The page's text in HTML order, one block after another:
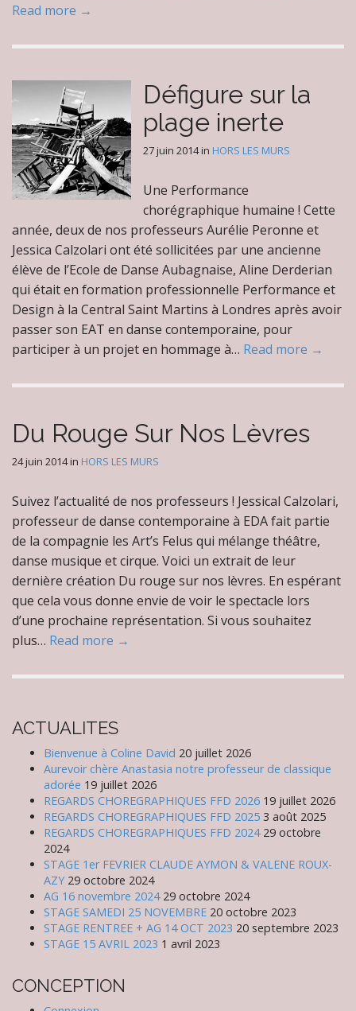
Read more →
Défigure sur la
plage inerte
27 juin 2014in HORS LES MURS
Une Performance
chorégraphique humaine ! Cette
année, deux de nos professeurs Aurélie Peronne et
Jessica Calzolari ont été sollicitées par une ancienne
élève de l’Ecole de Danse Aubagnaise, Aline Derderian
qui était en formation professionnelle Performance et
Design à la Central Saint Martins à Londres après avoir
passer son EAT en danse contemporaine, pour
participer à un projet en hommage à… Read more →
Du Rouge Sur Nos Lèvres
24 juin 2014in HORS LES MURS
Suivez l’actualité de nos professeurs ! Jessical Calzolari,
professeur de danse contemporaine à EDA fait partie
de la compagnie les Art’s Felus qui mélange théâtre,
danse musique et cirque. Voici un extrait de leur
dernière création Du rouge sur nos lèvres. En espérant
que cela vous donne envie de voir le spectacle lors
d’une prochaine représentation. Si vous souhaitez
plus… Read more →
ACTUALITES
Bienvenue à Coline David 20 juillet 2026
Aurevoir chère Anastasia notre professeur de classique
adorée 19 juillet 2026
REGARDS CHOREGRAPHIQUES FFD 2026 19 juillet 2026
REGARDS CHOREGRAPHIQUES FFD 2025 3 août 2025
REGARDS CHOREGRAPHIQUES FFD 2024 29 octobre
2024
STAGE 1er FEVRIER CLAUDE AYMON & VALENE ROUX-
AZY 29 octobre 2024
AG 16 novembre 2024 29 octobre 2024
STAGE SAMEDI 25 NOVEMBRE 20 octobre 2023
STAGE RENTREE + AG 14 OCT 2023 20 septembre 2023
STAGE 15 AVRIL 2023 1 avril 2023
CONCEPTION